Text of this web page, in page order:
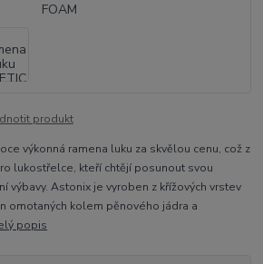
produkt
výkonná ramena luku za skvělou cenu, což z
lukostřelce, kteří chtějí posunout svou
výbavy. Astonix je vyroben z křížových vrstev
omotaných kolem pěnového jádra a
popis